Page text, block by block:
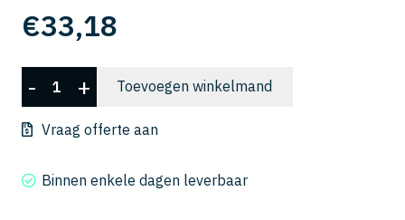
€33,18
CSEB
2010-
0250
- + Toevoegen winkelmand
Vraag offerte aan
Binnen enkele dagen leverbaar